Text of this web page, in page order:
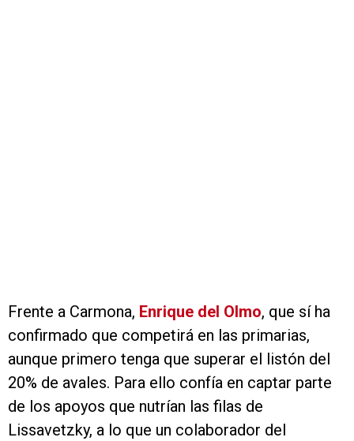
Frente a Carmona, Enrique del Olmo, que sí ha
confirmado que competirá en las primarias,
aunque primero tenga que superar el listón del
20% de avales. Para ello confía en captar parte
de los apoyos que nutrían las filas de
Lissavetzky, a lo que un colaborador del